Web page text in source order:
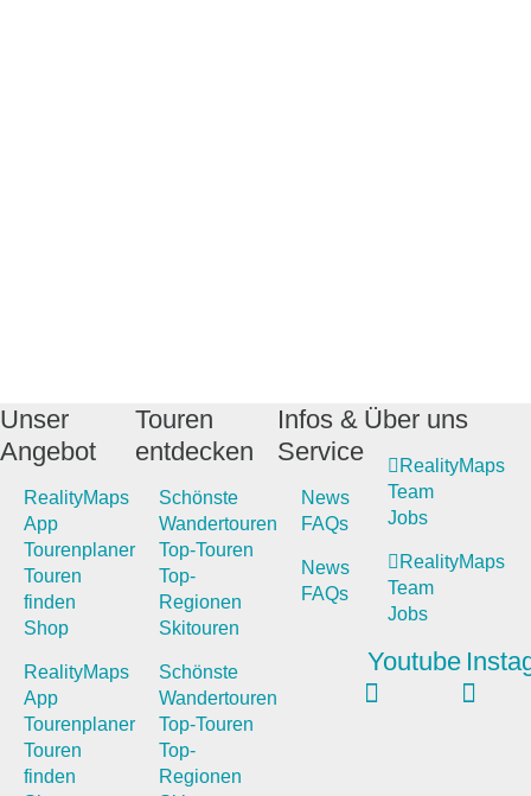
Unser
Angebot
RealityMaps
App
Tourenplaner
Touren
finden
Shop
RealityMaps
App
Tourenplaner
Touren
finden
Touren
entdecken
Schönste
Wandertouren
Top-Touren
Top-
Regionen
Skitouren
Schönste
Wandertouren
Top-Touren
Top-
Regionen
Infos &
Service
News
FAQs
News
FAQs
Über uns
RealityMaps
Team
Jobs
RealityMaps
Team
Jobs
Youtube